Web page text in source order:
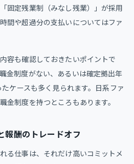
固定残業制（みなし残業）」が採用
間や超過分の支払いについてはファ
容も確認しておきたいポイントで
金制度がない、あるいは確定拠出年
ケースも多く見られます。日系ファ
金制度を持つところもあります。
報酬のトレードオフ
る仕事は、それだけ高いコミットメ